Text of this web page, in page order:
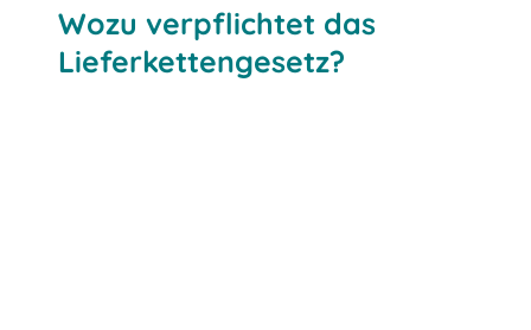
Wozu verpflichtet das
Lieferkettengesetz?